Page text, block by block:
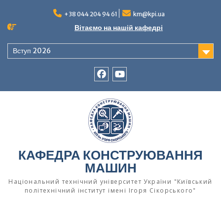
вмісту
+38 044 204 94 61 km@kpi.ua
Вітаємо на нашій кафедрі
Вступ 2026
КАФЕДРА КОНСТРУЮВАННЯ
МАШИН
Національний технічний університет України "Київський
політехнічний інститут імені Ігоря Сікорського"